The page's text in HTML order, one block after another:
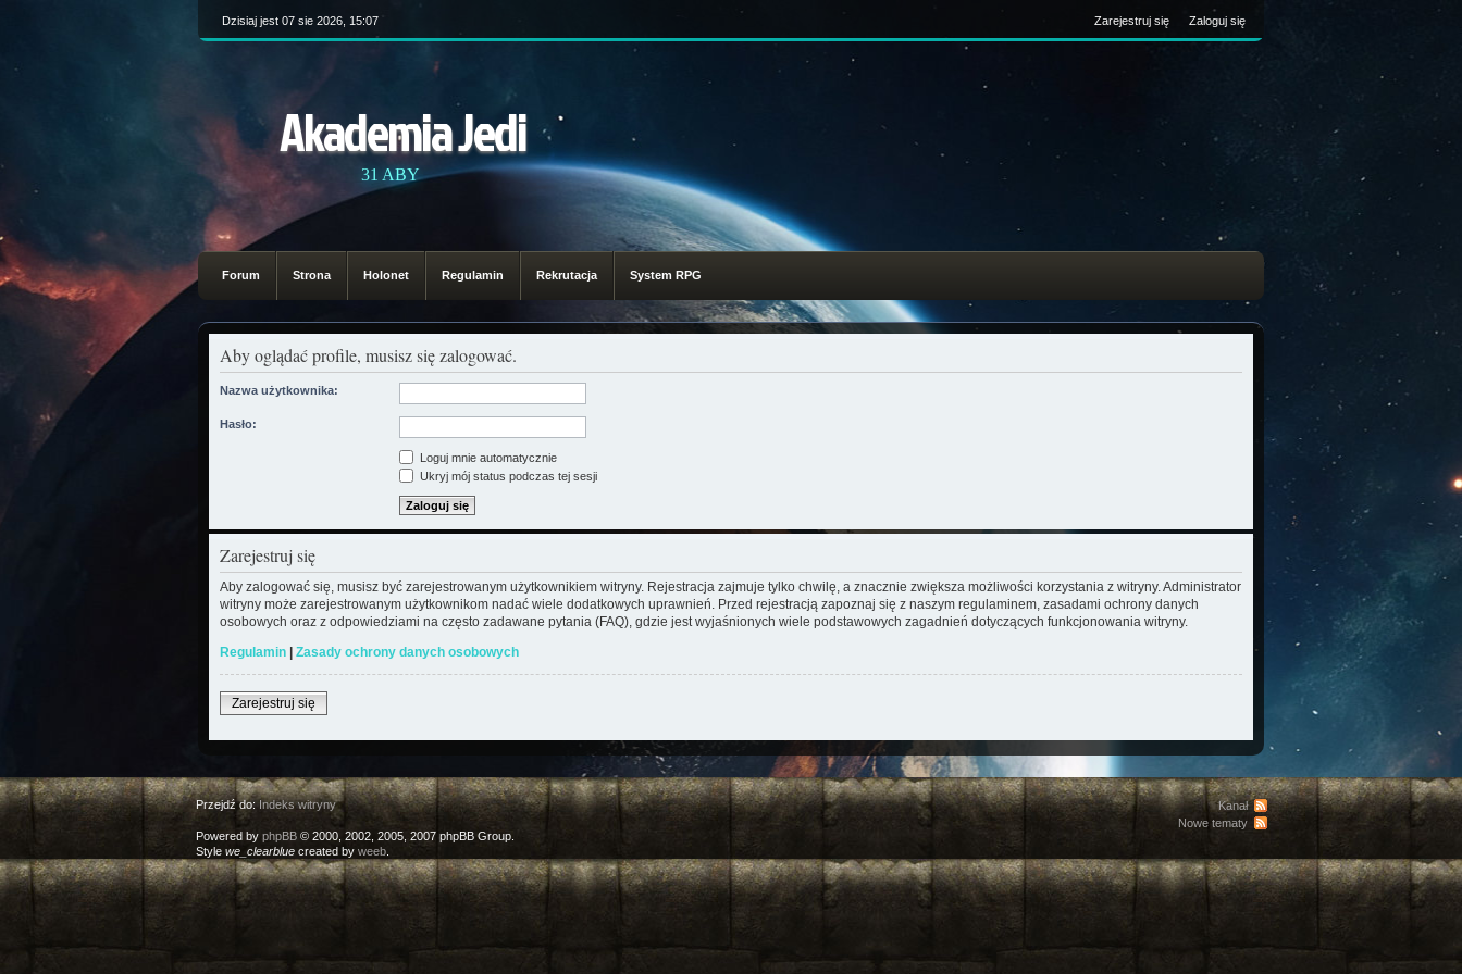
Dzisiaj jest 07 sie 2026, 15:07 Zarejestruj się Zaloguj się
Akademia Jedi
31 ABY
Forum Strona Holonet Regulamin Rekrutacja System RPG
Aby oglądać profile, musisz się zalogować.
Nazwa użytkownika:
Hasło:
Loguj mnie automatycznie
Ukryj mój status podczas tej sesji
Zarejestruj się
Aby zalogować się, musisz być zarejestrowanym użytkownikiem witryny. Rejestracja zajmuje tylko chwilę, a znacznie zwiększa możliwości korzystania z witryny. Administrator
witryny może zarejestrowanym użytkownikom nadać wiele dodatkowych uprawnień. Przed rejestracją zapoznaj się z naszym regulaminem, zasadami ochrony danych
osobowych oraz z odpowiedziami na często zadawane pytania (FAQ), gdzie jest wyjaśnionych wiele podstawowych zagadnień dotyczących funkcjonowania witryny.
Regulamin | Zasady ochrony danych osobowych
Zarejestruj się
Przejdź do:Indeks witryny
Powered by phpBB© 2000, 2002, 2005, 2007 phpBB Group.
Style we_clearbluecreated by weeb.
Kanał
Nowe tematy